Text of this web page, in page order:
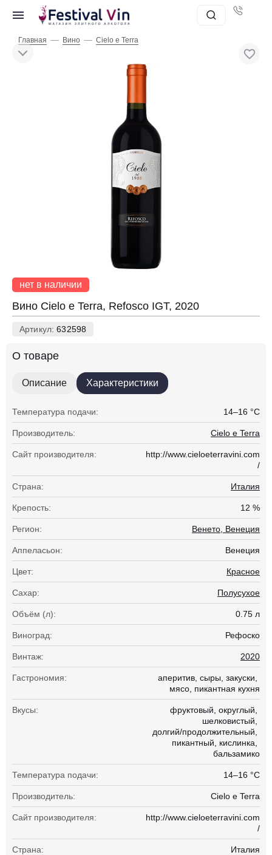
Главная — Вино — Cielo e Terra
нет в наличии
Вино Cielo e Terra, Refosco IGT, 2020
Артикул:632598
О товаре
Описание Характеристики
Температура подачи: 14–16 °С
Производитель: Cielo e Terra
Сайт производителя:
http://www.cieloeterravini.com
/
Страна: Италия
Крепость: 12 %
Регион: Венето, Венеция
Аппеласьон: Венеция
Цвет: Красное
Сахар: Полусухое
Объём (л): 0.75 л
Виноград: Рефоско
Винтаж: 2020
Гастрономия: аперитив сыры закуски
мясо пикантная кухня
Вкусы: фруктовый округлый
шелковистый
долгий/продолжительный
пикантный
кислинка
бальзамико
Температура подачи: 14–16 °С
Производитель: Cielo e Terra
Сайт производителя:
http://www.cieloeterravini.com
/
Страна: Италия